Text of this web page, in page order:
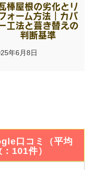
棒屋根の劣化とリ
ォーム方法｜カバ
工法と葺き替えの
判断基準
年6月8日
口コミ（平均
101件）